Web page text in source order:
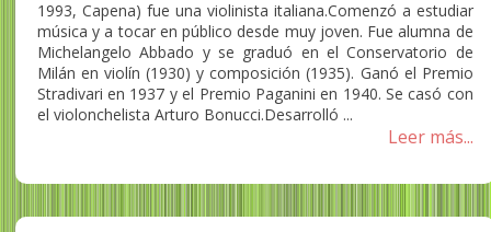
1993, Capena) fue una violinista italiana.Comenzó a estudiar
música y a tocar en público desde muy joven. Fue alumna de
Michelangelo Abbado y se graduó en el Conservatorio de
Milán en violín (1930) y composición (1935). Ganó el Premio
Stradivari en 1937 y el Premio Paganini en 1940. Se casó con
el violonchelista Arturo Bonucci.Desarrolló ...
Leer más...